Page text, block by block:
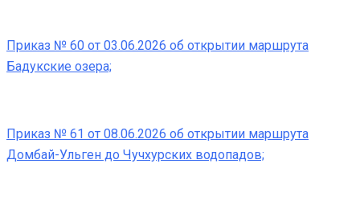
Приказ № 60 от 03.06.2026 об открытии маршрута
Бадукские озера;
Приказ № 61 от 08.06.2026 об открытии маршрута
Домбай-Ульген до Чучхурских водопадов;